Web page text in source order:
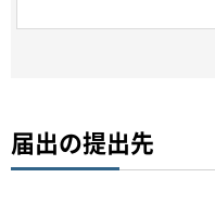
届出の提出先